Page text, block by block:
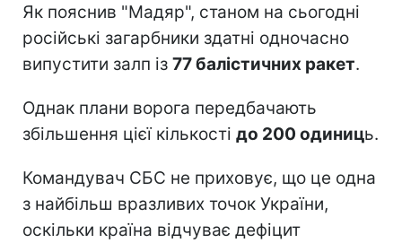
Як пояснив "Мадяр", станом на сьогодні
російські загарбники здатні одночасно
випустити залп із 77 балістичних ракет.
Однак плани ворога передбачають
збільшення цієї кількості до 200 одиниць.
Командувач СБС не приховує, що це одна
з найбільш вразливих точок України,
оскільки країна відчуває дефіцит